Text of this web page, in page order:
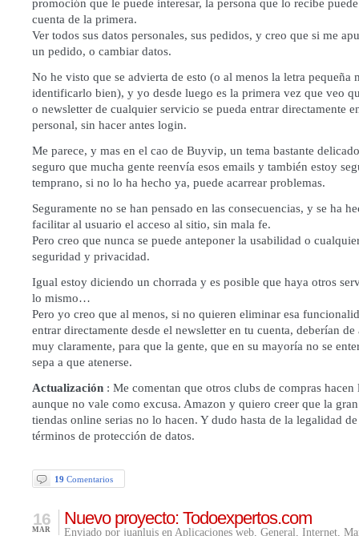
promoción que le puede interesar, la persona que lo recibe
cuenta de la primera.
Ver todos sus datos personales, sus pedidos, y creo que si me
un pedido, o cambiar datos.
No he visto que se advierta de esto (o al menos la letra pequeña
identificarlo bien), y yo desde luego es la primera vez que veo
o newsletter de cualquier servicio se pueda entrar directamente
personal, sin hacer antes login.
Me parece, y mas en el cao de Buyvip, un tema bastante
seguro que mucha gente reenvía esos emails y también estoy
temprano, si no lo ha hecho ya, puede acarrear problemas.
Seguramente no se han pensado en las consecuencias, y se ha
facilitar al usuario el acceso al sitio, sin mala fe.
Pero creo que nunca se puede anteponer la usabilidad o
seguridad y privacidad.
Igual estoy diciendo un chorrada y es posible que haya otros
lo mismo…
Pero yo creo que al menos, si no quieren eliminar esa
entrar directamente desde el newsletter en tu cuenta, deberían
muy claramente, para que la gente, que en su mayoría no se
sepa a que atenerse.
Actualización : Me comentan que otros clubs de compras
aunque no vale como excusa. Amazon y quiero creer que la
tiendas online serias no lo hacen. Y dudo hasta de la legalidad
términos de protección de datos.
19 Comentarios
Nuevo proyecto: Todoexpertos.com
16
MAR Enviado por juanluis en Aplicaciones web, General, Internet,